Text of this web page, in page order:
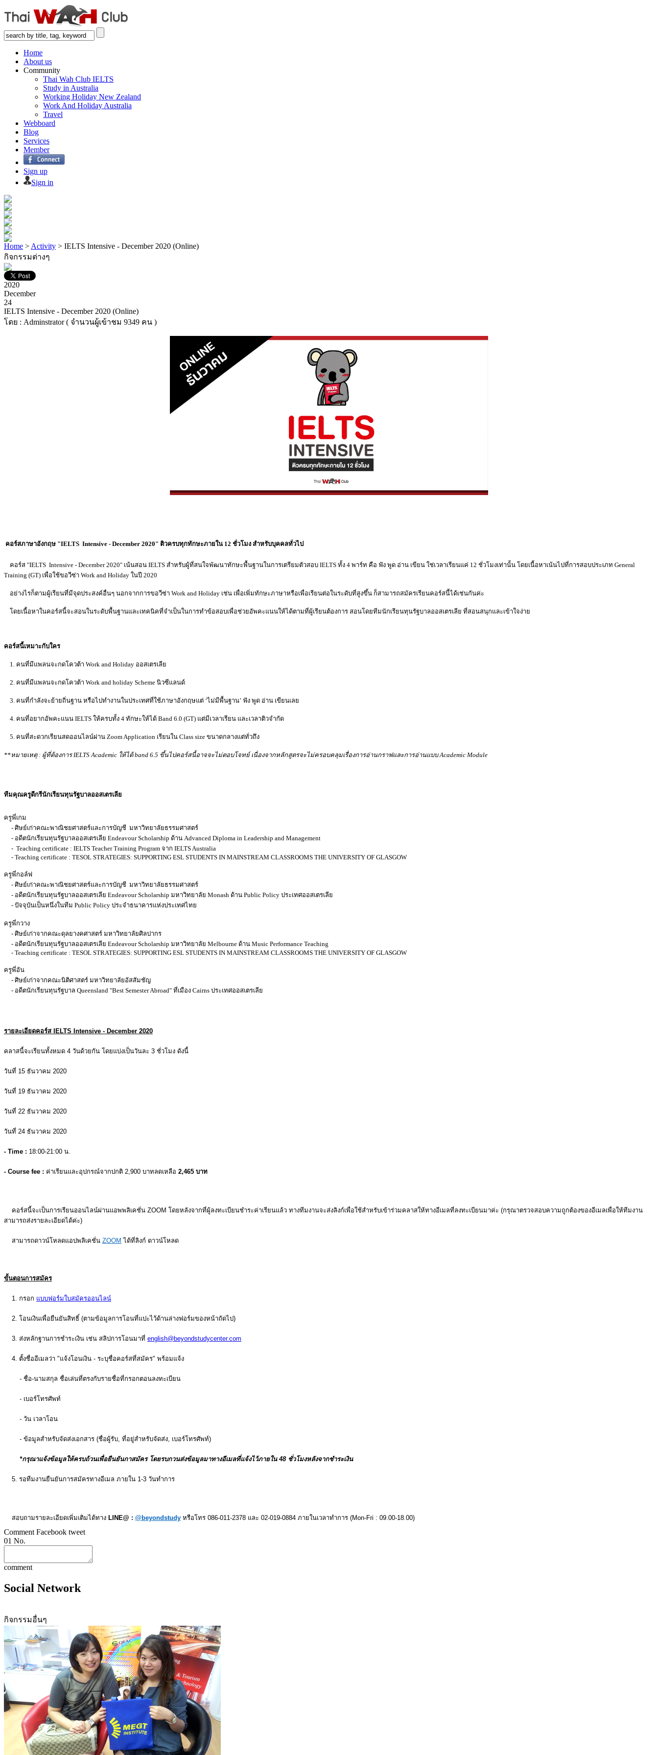
Home
About us
Community
Thai Wah Club IELTS
Study in Australia
Working Holiday New Zealand
Work And Holiday Australia
Travel
Webboard
Blog
Services
Member
Sign up
Sign in
Home > Activity > IELTS Intensive - December 2020 (Online)
กิจกรรมต่างๆ
2020
December
24
IELTS Intensive - December 2020 (Online)
โดย : Adminstrator ( จำนวนผู้เข้าชม 9349 คน )
คอร์สภาษาอังกฤษ "IELTS Intensive - December 2020" ติวครบทุกทักษะภายใน 12 ชั่วโมง สำหรับบุคคลทั่วไป
คอร์ส "IELTS Intensive - December 2020" เน้นสอน IELTS สำหรับผู้ที่สนใจพัฒนาทักษะพื้นฐานในการเตรียมตัวสอบ IELTS ทั้ง 4 พาร์ท คือ ฟัง พูด อ่าน เขียน ใช่เวลาเรียนแค่ 12 ชั่วโมงเท่านั้น โดยเนื้อหาเน้นไปที่การสอบประเภท General
Training (GT) เพื่อใช้ขอวีซ่า Work and Holiday ในปี 2020
อย่างไรก็ตามผู้เรียนที่มีจุดประสงค์อื่นๆ นอกจากการขอวีซ่า Work and Holiday เช่น เพื่อเพิ่มทักษะภาษาหรือเพื่อเรียนต่อในระดับที่สูงขึ้น ก็สามารถสมัครเรียนคอร์สนี้ได้เช่นกันค่ะ
โดยเนื้อหาในคอร์สนี้จะสอนในระดับพื้นฐานและเทคนิคที่จำเป็นในการทำข้อสอบเพื่อช่วยอัพคะแนนให้ได้ตามที่ผู้เรียนต้องการ สอนโดยทีมนักเรียนทุนรัฐบาลออสเตรเลีย ที่สอนสนุกและเข้าใจง่าย
คอร์สนี้เหมาะกับใคร
1. คนที่มีแพลนจะกดโควต้า Work and Holiday ออสเตรเลีย
2. คนที่มีแพลนจะกดโควต้า Work and holiday Scheme นิวซีแลนด์
3. คนที่กำลังจะย้ายถิ่นฐาน หรือไปทำงานในประเทศที่ใช้ภาษาอังกฤษแต่ ‘ไม่มีพื้นฐาน’ ฟัง พูด อ่าน เขียนเลย
4. คนที่อยากอัพคะแนน IELTS ให้ครบทั้ง 4 ทักษะให้ได้ Band 6.0 (GT) แต่มีเวลาเรียน และเวลาติวจำกัด
5. คนที่สะดวกเรียนสดออนไลน์ผ่าน Zoom Application เรียนใน Class size ขนาดกลางแต่ทั่วถึง
**หมายเหตุ : ผู้ที่ต้องการ IELTS Academic ให้ได้ band 6.5 ขึ้นไปคอร์สนี้อาจจะไม่ตอบโจทย์ เนื่องจากหลักสูตรจะไม่ครอบคลุมเรื่องการอ่านกราฟและการอ่านแบบ Academic Module
ทีมคุณครูดีกรีนักเรียนทุนรัฐบาลออสเตรเลีย
ครูพี่เกม
- ศิษย์เก่าคณะพาณิชยศาสตร์และการบัญชี มหาวิทยาลัยธรรมศาสตร์
- อดีตนักเรียนทุนรัฐบาลออสเตรเลีย Endeavour Scholarship ด้าน Advanced Diploma in Leadership and Management
- Teaching certificate : IELTS Teacher Training Program จาก IELTS Australia
- Teaching certificate : TESOL STRATEGIES: SUPPORTING ESL STUDENTS IN MAINSTREAM CLASSROOMS THE UNIVERSITY OF GLASGOW
ครูพี่กอล์ฟ
- ศิษย์เก่าคณะพาณิชยศาสตร์และการบัญชี มหาวิทยาลัยธรรมศาสตร์
- อดีตนักเรียนทุนรัฐบาลออสเตรเลีย Endeavour Scholarship มหาวิทยาลัย Monash ด้าน Public Policy ประเทศออสเตรเลีย
- ปัจจุบันเป็นหนึ่งในทีม Public Policy ประจำธนาคารแห่งประเทศไทย
ครูพี่กวาง
- ศิษย์เก่าจากคณะดุลยางคศาสตร์ มหาวิทยาลัยศิลปากร
- อดีตนักเรียนทุนรัฐบาลออสเตรเลีย Endeavour Scholarship มหาวิทยาลัย Melbourne ด้าน Music Performance Teaching
- Teaching certificate : TESOL STRATEGIES: SUPPORTING ESL STUDENTS IN MAINSTREAM CLASSROOMS THE UNIVERSITY OF GLASGOW
ครูพี่อัน
- ศิษย์เก่าจากคณะนิติศาสตร์ มหาวิทยาลัยอัสสัมชัญ
- อดีตนักเรียนทุนรัฐบาล Queensland "Best Semester Abroad" ที่เมือง Cairns ประเทศออสเตรเลีย
รายละเอียดคอร์ส IELTS Intensive - December 2020
คลาสนี้จะเรียนทั้งหมด 4 วันด้วยกัน โดยแบ่งเป็นวันละ 3 ชั่วโมง ดังนี้
วันที่ 15 ธันวาคม 2020
วันที่ 19 ธันวาคม 2020
วันที่ 22 ธันวาคม 2020
วันที่ 24 ธันวาคม 2020
- Time : 18:00-21:00 น.
- Course fee : ค่าเรียนและอุปกรณ์จากปกติ 2,900 บาทลดเหลือ 2,465 บาท
คอร์สนี้จะเป็นการเรียนออนไลน์ผ่านแอพพลิเคชั่น ZOOM โดยหลังจากที่ผู้ลงทะเบียนชำระค่าเรียนแล้ว ทางทีมงานจะส่งลิงก์เพื่อใช้สำหรับเข้าร่วมคลาสให้ทางอีเมลที่ลงทะเบียนมาค่ะ (กรุณาตรวจสอบความถูกต้องของอีเมลเพื่อให้ทีมงาน
สามารถส่งรายละเอียดได้ค่ะ)
สามารถดาวน์โหลดแอปพลิเคชั่น ZOOM ได้ที่ลิงก์ ดาวน์โหลด
ขั้นตอนการสมัคร
1. กรอก แบบฟอร์มใบสมัครออนไลน์
2. โอนเงินเพื่อยืนยันสิทธิ์ (ตามข้อมูลการโอนที่แปะไว้ด้านล่างฟอร์มของหน้าถัดไป)
3. ส่งหลักฐานการชำระเงิน เช่น สลิปการโอนมาที่ english@beyondstudycenter.com
4. ตั้งชื่ออีเมลว่า "แจ้งโอนเงิน - ระบุชื่อคอร์สที่สมัคร" พร้อมแจ้ง
- ชื่อ-นามสกุล ชื่อเล่นที่ตรงกับรายชื่อที่กรอกตอนลงทะเบียน
- เบอร์โทรศัพท์
- วัน เวลาโอน
- ข้อมูลสำหรับจัดส่งเอกสาร (ชื่อผู้รับ, ที่อยู่สำหรับจัดส่ง, เบอร์โทรศัพท์)
*กรุณาแจ้งข้อมูลให้ครบถ้วนเพื่อยืนยันกาสมัคร โดยรบกวนส่งข้อมูลมาทางอีเมลที่แจ้งไว้ภายใน 48 ชั่วโมงหลังจากชำระเงิน
5. รอทีมงานยืนยันการสมัครทางอีเมล ภายใน 1-3 วันทำการ
สอบถามรายละเอียดเพิ่มเติมได้ทาง LINE@ : @beyondstudy หรือโทร 086-011-2378 และ 02-019-0884 ภายในเวลาทำการ (Mon-Fri : 09.00-18.00)
Comment Facebook tweet
01 No.
comment
Social Network
กิจกรรมอื่นๆ